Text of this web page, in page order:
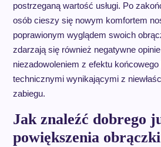
postrzeganą wartość usługi. Po
osób cieszy się nowym komfortem
poprawionym wyglądem swoich
zdarzają się również negatywne
niezadowoleniem z efektu
technicznymi wynikającymi z
zabiegu.
Jak znaleźć dobrego
powiększenia